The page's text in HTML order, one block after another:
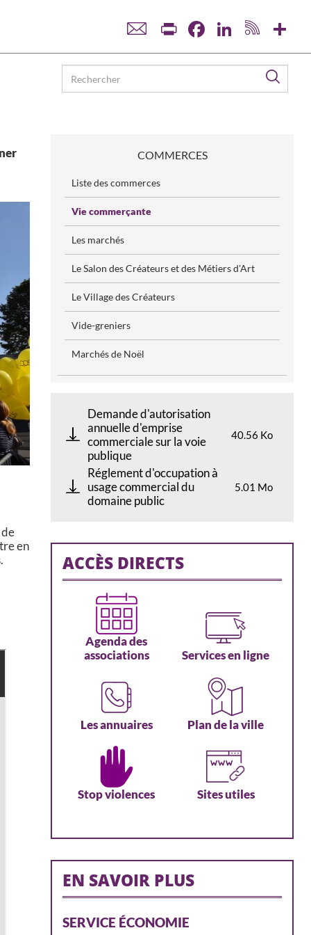
Print FacebookLinkedIn
en
COMMERCES
Liste des commerces
Vie commerçante
Les marchés
Le Salon des Créateurs et des Métiers d'Art
Le Village des Créateurs
Vide-greniers
Marchés de Noël
Demande d'autorisation
annuelle d'emprise
commerciale sur la voie
publique
40.56 Ko
Réglement d'occupation à
usage commercial du
domaine public
5.01 Mo
ACCÈS DIRECTS
Agenda des
associations
Services en ligne
Les annuaires Plan de la ville
Stop violences Sites utiles
EN SAVOIR PLUS
SERVICE ÉCONOMIE